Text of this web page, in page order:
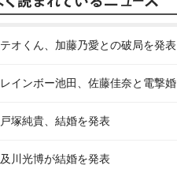
テオくん、加藤乃愛との破局を発表
レインボー池田、佐藤佳奈と電撃婚
戸塚純貴、結婚を発表
及川光博が結婚を発表